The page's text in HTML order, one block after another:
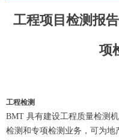
工程项目检测报
项
工程检测
BMT 具有建设工程质量检测
检测和专项检测业务，可为